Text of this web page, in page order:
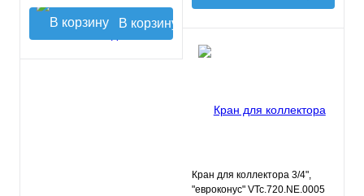
В корзину
Кран для коллектора 3/4",
"евроконус" VTc.720.NE.0005